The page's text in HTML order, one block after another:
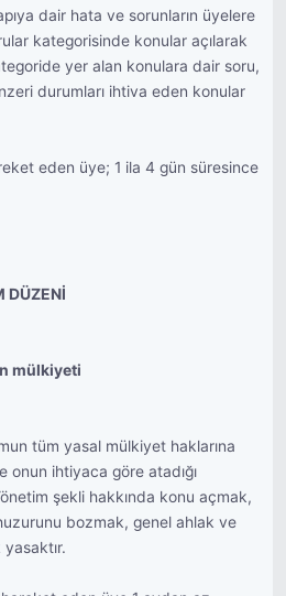
dair hata ve sorunların üyelere
kategorisinde konular açılarak
yer alan konulara dair soru,
durumları ihtiva eden konular
eden üye; 1 ila 4 gün süresince
DÜZENİ
mülkiyeti
tüm yasal mülkiyet haklarına
onun ihtiyaca göre atadığı
şekli hakkında konu açmak,
bozmak, genel ahlak ve